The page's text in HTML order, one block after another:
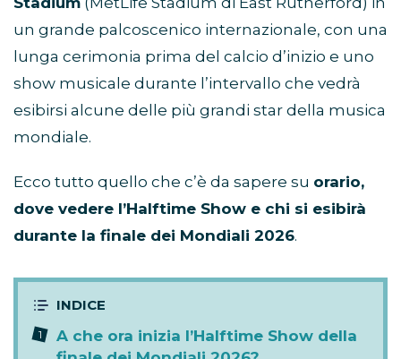
un grande palcoscenico internazionale, con una
lunga cerimonia prima del calcio d’inizio e uno
show musicale durante l’intervallo che vedrà
esibirsi alcune delle più grandi star della musica
mondiale.
Ecco tutto quello che c’è da sapere su orario,
dove vedere l’Halftime Show e chi si esibirà
durante la finale dei Mondiali 2026.
A che ora inizia l’Halftime Show della